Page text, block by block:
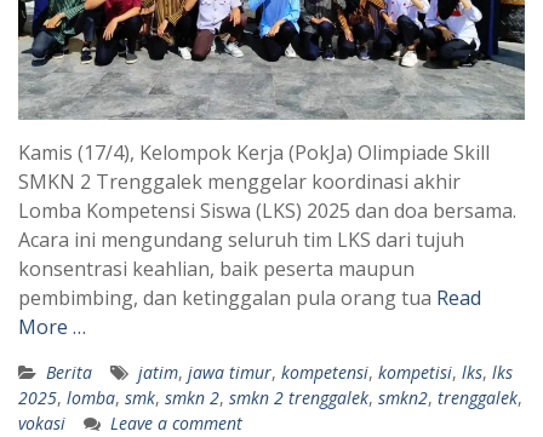
Kamis (17/4), Kelompok Kerja (PokJa) Olimpiade Skill
SMKN 2 Trenggalek menggelar koordinasi akhir
Lomba Kompetensi Siswa (LKS) 2025 dan doa bersama.
Acara ini mengundang seluruh tim LKS dari tujuh
konsentrasi keahlian, baik peserta maupun
pembimbing, dan ketinggalan pula orang tua Read
More …
Berita jatim, jawa timur, kompetensi, kompetisi, lks, lks
2025, lomba, smk, smkn 2, smkn 2 trenggalek, smkn2, trenggalek,
vokasi
Leave a comment